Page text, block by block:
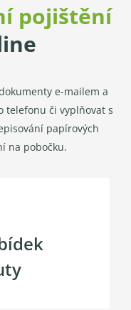
pojištění
e-mailem a
telefonu či vyplňovat s
papírových
na pobočku.